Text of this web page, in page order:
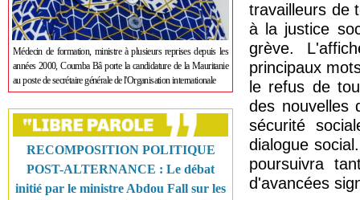
Médecin de formation, ministre à plusieurs reprises depuis les
années 2000, Coumba Bâ porte la candidature de la Mauritanie
au poste de secrétaire générale de l'Organisation internationale
RECOMPOSITION POLITIQUE
POST-ALTERNANCE : Le débat
initié par le ministre Abdou Fall sur les
travailleurs de
à la justice
grève.
principaux
le refus de
des nouvelles
sécurité
dialogue
poursuivra
d'avancées